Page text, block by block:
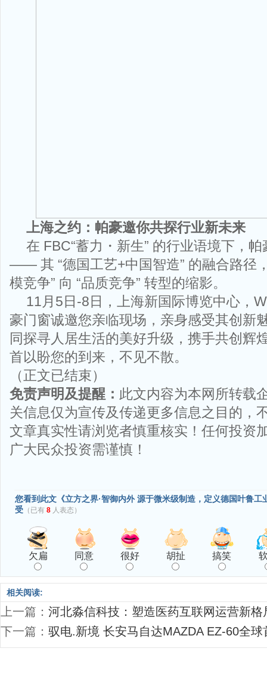
上海之约：帕豪邀你共探行业新未来
在 FBC“蓄力・新生” 的行业语境下，
—— 其 “德国工艺+中国智造” 的融合路径
模竞争” 向 “品质竞争” 转型的缩影。
11月5日-8日，上海新国际博览中心，
豪门窗诚邀您亲临现场，亲身感受其创新
同探寻人居生活的美好升级，携手共创辉
首以盼您的到来，不见不散。
（正文已结束）
免责声明及提醒： 此文内容为本网所转载
关信息仅为宣传及传递更多信息之目的，
文章真实性请浏览者慎重核实！任何投资
广大民众投资需谨慎！
您看到此文《立方之界·智御内外 源于微米级制造，定义德国叶鲁
受 （已有 8 人表态）
欠扁 同意 很好 胡扯 搞笑
相关阅读:
上一篇： 河北淼信科技：塑造医药互联网运营新格
下一篇： 驭电.新境 长安马自达MAZDA EZ-60全球